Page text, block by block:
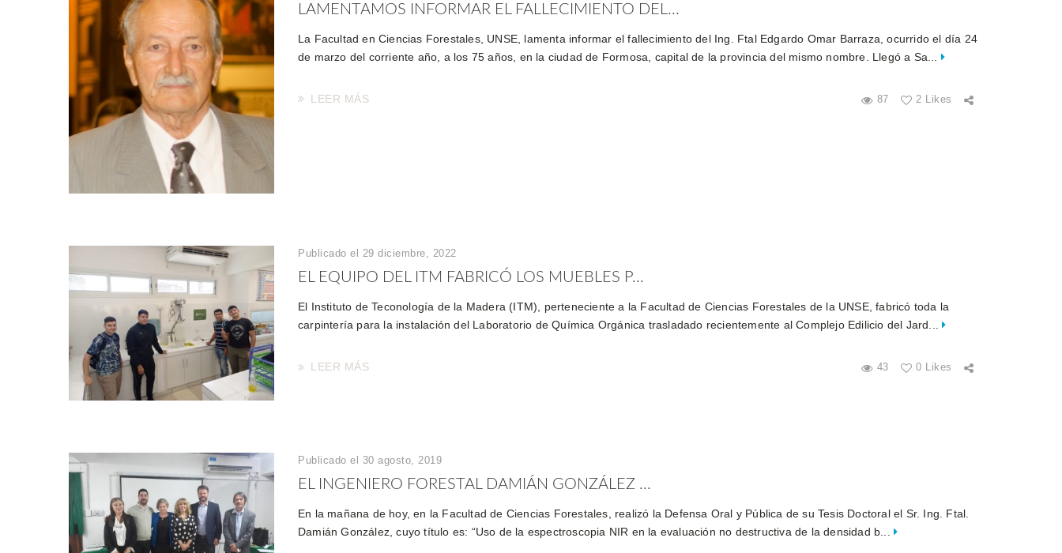
LAMENTAMOS INFORMAR EL FALLECIMIENTO DEL...
La Facultad en Ciencias Forestales, UNSE, lamenta informar el fallecimiento del Ing. Ftal Edgardo Omar Barraza, ocurrido el día 24
de marzo del corriente año, a los 75 años, en la ciudad de Formosa, capital de la provincia del mismo nombre. Llegó a Sa...
87 2 Likes
LEER MÁS
Publicado el 29 diciembre, 2022
EL EQUIPO DEL ITM FABRICÓ LOS MUEBLES P...
El Instituto de Teconología de la Madera (ITM), perteneciente a la Facultad de Ciencias Forestales de la UNSE, fabricó toda la
carpintería para la instalación del Laboratorio de Química Orgánica trasladado recientemente al Complejo Edilicio del Jard...
43 0 Likes
LEER MÁS
Publicado el 30 agosto, 2019
EL INGENIERO FORESTAL DAMIÁN GONZÁLEZ ...
En la mañana de hoy, en la Facultad de Ciencias Forestales, realizó la Defensa Oral y Pública de su Tesis Doctoral el Sr. Ing. Ftal.
Damián González, cuyo título es: “Uso de la espectroscopia NIR en la evaluación no destructiva de la densidad b...